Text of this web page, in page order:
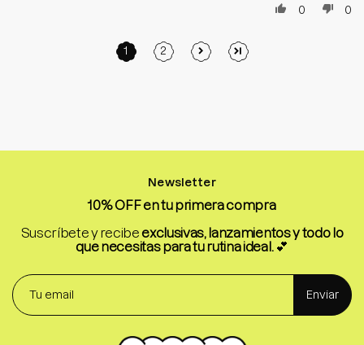
0
0
1 2
Newsletter
10% OFF en tu primera compra
Suscríbete y recibeexclusivas, lanzamientos y todo lo
que necesitas para tu rutina ideal.💕
Enviar